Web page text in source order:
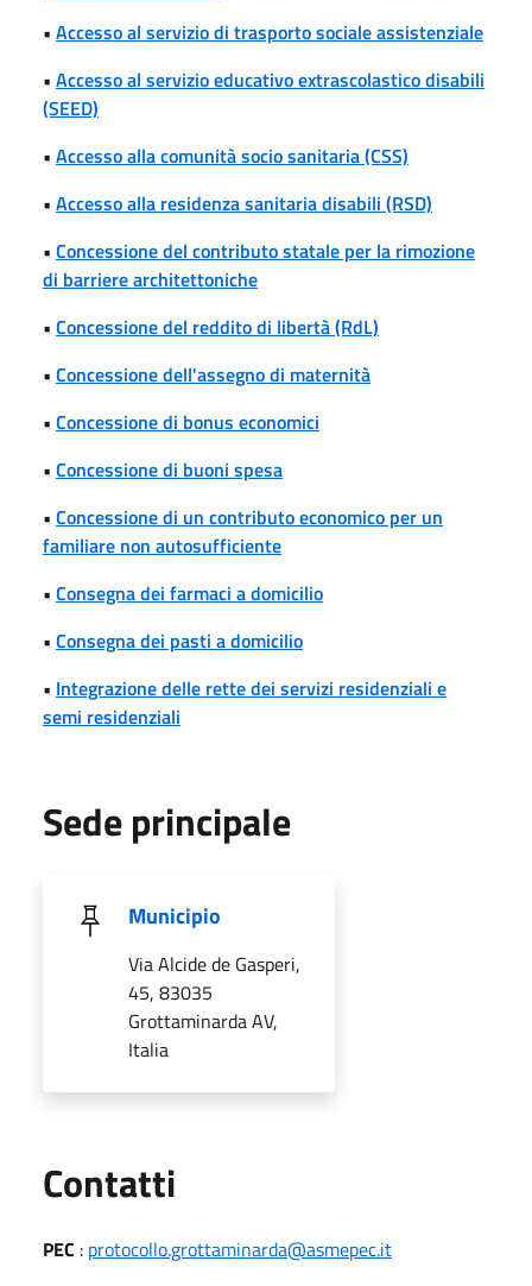
• Accesso al servizio di trasporto sociale assistenziale
• Accesso al servizio educativo extrascolastico disabili
(SEED)
• Accesso alla comunità socio sanitaria (CSS)
• Accesso alla residenza sanitaria disabili (RSD)
• Concessione del contributo statale per la rimozione
di barriere architettoniche
• Concessione del reddito di libertà (RdL)
• Concessione dell'assegno di maternità
• Concessione di bonus economici
• Concessione di buoni spesa
• Concessione di un contributo economico per un
familiare non autosufficiente
• Consegna dei farmaci a domicilio
• Consegna dei pasti a domicilio
• Integrazione delle rette dei servizi residenziali e
semi residenziali
Sede principale
Municipio
Via Alcide de Gasperi,
45, 83035
Grottaminarda AV,
Italia
Contatti
PEC : protocollo.grottaminarda@asmepec.it